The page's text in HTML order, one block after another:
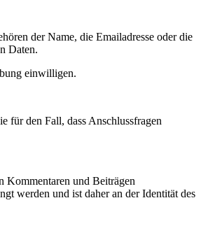
der Name, die Emailadresse oder die
Daten.
einwilligen.
für den Fall, dass Anschlussfragen
Kommentaren und Beiträgen
werden und ist daher an der Identität des